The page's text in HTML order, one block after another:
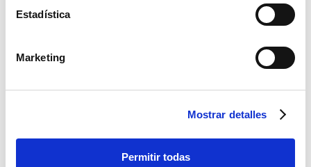
Estadística
Marketing
Mostrar detalles
Permitir todas
inscripciones se pueden realizar enviando